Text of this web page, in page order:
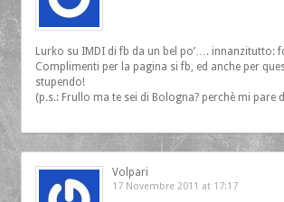
Lurko su IMDI di fb da un bel po’…. innanzitutto:
Complimenti per la pagina si fb, ed anche per
stupendo!
(p.s.: Frullo ma te sei di Bologna? perchè mi
Volpari
17 Novembre 2011 at 17:17